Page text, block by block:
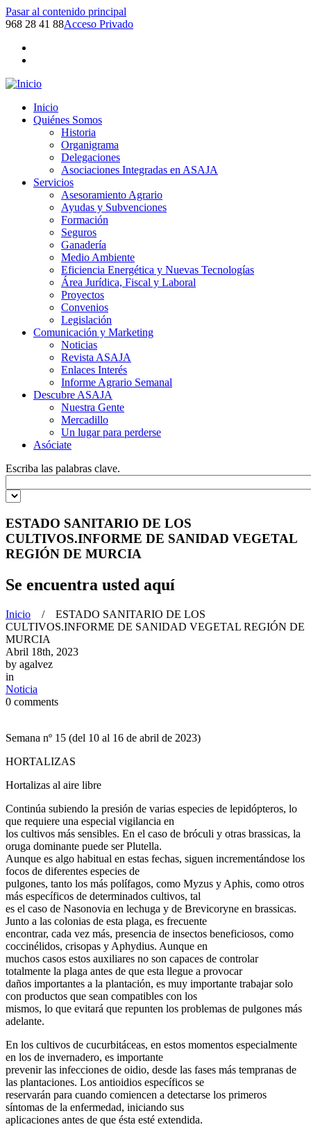
Pasar al contenido principal
968 28 41 88Acceso Privado
Inicio
Quiénes Somos
Historia
Organigrama
Delegaciones
Asociaciones Integradas en ASAJA
Servicios
Asesoramiento Agrario
Ayudas y Subvenciones
Formación
Seguros
Ganadería
Medio Ambiente
Eficiencia Energética y Nuevas Tecnologías
Área Jurídica, Fiscal y Laboral
Proyectos
Convenios
Legislación
Comunicación y Marketing
Noticias
Revista ASAJA
Enlaces Interés
Informe Agrario Semanal
Descubre ASAJA
Nuestra Gente
Mercadillo
Un lugar para perderse
Asóciate
Escriba las palabras clave.
ESTADO SANITARIO DE LOS
CULTIVOS.INFORME DE SANIDAD VEGETAL
REGIÓN DE MURCIA
Se encuentra usted aquí
Inicio / ESTADO SANITARIO DE LOS
CULTIVOS.INFORME DE SANIDAD VEGETAL REGIÓN DE
MURCIA
Abril 18th, 2023
by agalvez
in
Noticia
0 comments
Semana nº 15 (del 10 al 16 de abril de 2023)
HORTALIZAS
Hortalizas al aire libre
Continúa subiendo la presión de varias especies de lepidópteros, lo
que requiere una especial vigilancia en
los cultivos más sensibles. En el caso de bróculi y otras brassicas, la
oruga dominante puede ser Plutella.
Aunque es algo habitual en estas fechas, siguen incrementándose los
focos de diferentes especies de
pulgones, tanto los más polífagos, como Myzus y Aphis, como otros
más específicos de determinados cultivos, tal
es el caso de Nasonovia en lechuga y de Brevicoryne en brassicas.
Junto a las colonias de esta plaga, es frecuente
encontrar, cada vez más, presencia de insectos beneficiosos, como
coccinélidos, crisopas y Aphydius. Aunque en
muchos casos estos auxiliares no son capaces de controlar
totalmente la plaga antes de que esta llegue a provocar
daños importantes a la plantación, es muy importante trabajar solo
con productos que sean compatibles con los
mismos, lo que evitará que repunten los problemas de pulgones más
adelante.
En los cultivos de cucurbitáceas, en estos momentos especialmente
en los de invernadero, es importante
prevenir las infecciones de oidio, desde las fases más tempranas de
las plantaciones. Los antioidios específicos se
reservarán para cuando comiencen a detectarse los primeros
síntomas de la enfermedad, iniciando sus
aplicaciones antes de que ésta esté extendida.